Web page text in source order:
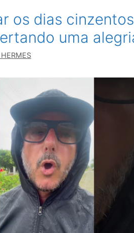
os dias
uma